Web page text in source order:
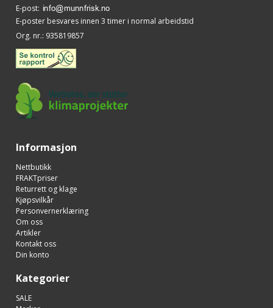
E-post:
E-poster besvares innen 3 timer i normal arbeidstid
Org. nr.: 935819857
Informasjon
Nettbutikk
FRAKTpriser
Returrett og klage
Kjøpsvilkår
Personvernerklæring
Om oss
Artikler
Kontakt oss
Din konto
Kategorier
SALE